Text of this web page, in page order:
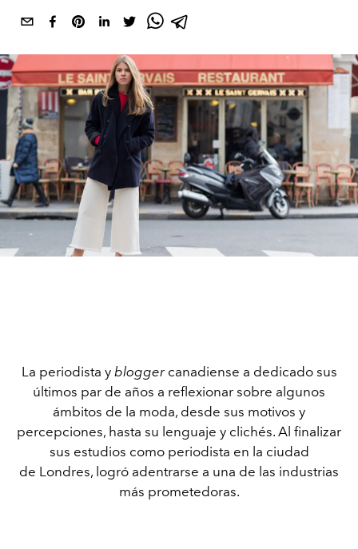
La periodista y bloggercanadiense a dedicado sus
últimos par de años a reflexionar sobre algunos
ámbitos de la moda, desde sus motivos y
percepciones, hasta su lenguaje y clichés. Al finalizar
sus estudios como periodista en la ciudad
de Londres, logró adentrarse a una de las industrias
más prometedoras.